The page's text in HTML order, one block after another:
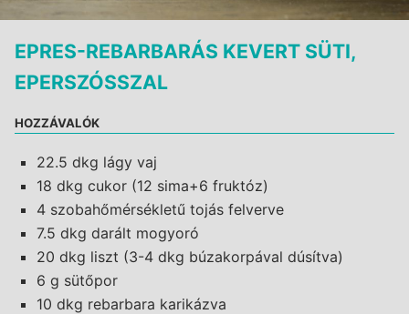
EPRES-REBARBARÁS KEVERT SÜTI,
EPERSZÓSSZAL
HOZZÁVALÓK
22.5 dkg lágy vaj
18 dkg cukor (12 sima+6 fruktóz)
4 szobahőmérsékletű tojás felverve
7.5 dkg darált mogyoró
20 dkg liszt (3-4 dkg búzakorpával dúsítva)
6 g sütőpor
10 dkg rebarbara karikázva